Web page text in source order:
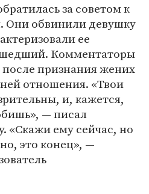
за советом к
Они обвинили девушку
ее
Комментаторы
признания жених
ней отношения. «Твои
и, кажется,
— писал
«Скажи ему сейчас, но
это конец», —